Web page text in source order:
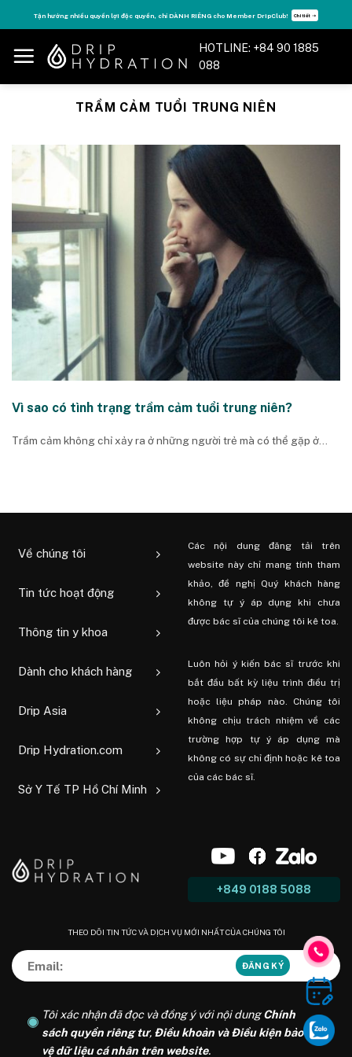
to
content
Tận hưởng nhiều quyền lợi độc quyền, chỉ DÀNH RIÊNG cho Member DripClub! Chi tiết ➝
HOTLINE: +84 90 1885
088
TRẦM CẢM TUỔI TRUNG NIÊN
Vì sao có tình trạng trầm cảm tuổi trung niên?
Trầm cảm không chỉ xảy ra ở những người trẻ mà có thể gặp ở...
Về chúng tôi
Tin tức hoạt động
Thông tin y khoa
Dành cho khách hàng
Drip Asia
Drip Hydration.com
Sở Y Tế TP Hồ Chí Minh
Các nội dung đăng tải trên
website này chỉ mang tính tham
khảo, đề nghị Quý khách hàng
không tự ý áp dụng khi chưa
được bác sĩ của chúng tôi kê toa.
Luôn hỏi ý kiến ​​bác sĩ trước khi
bắt đầu bất kỳ liệu trình điều trị
hoặc liệu pháp nào. Chúng tôi
không chịu trách nhiệm về các
trường hợp tự ý áp dụng mà
không có sự chỉ định hoặc kê toa
của các bác sĩ.
+849 0188 5088
THEO DÕI TIN TỨC VÀ DỊCH VỤ MỚI NHẤT CỦA CHÚNG TÔI
Tôi xác nhận đã đọc và đồng ý với nội dungChính
sách quyền riêng tư, Điều khoản và Điều kiện bảo
vệ dữ liệu cá nhân trên website.